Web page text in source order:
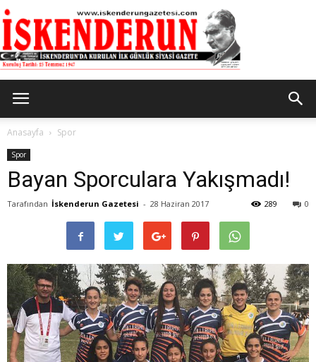
Gazetesi
Anasayfa Spor
Spor
Bayan Sporculara Yakışmadı!
Tarafından İskenderun Gazetesi - 28 Haziran 2017 0
289